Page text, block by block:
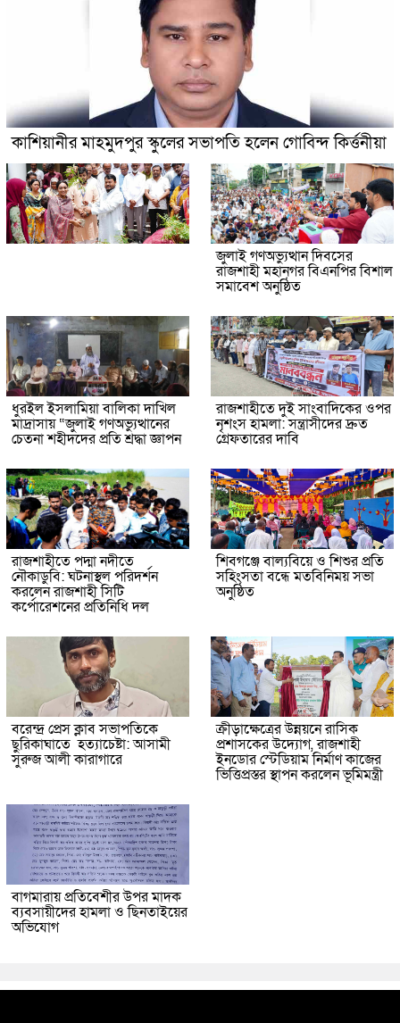
কাশিয়ানীর মাহমুদপুর স্কুলের সভাপতি হলেন গোবিন্দ কির্ত্তনীয়া
জুলাই গণঅভ্যুত্থান দিবসের
রাজশাহী মহানগর বিএনপির বিশাল
সমাবেশ অনুষ্ঠিত
ধুরইল ইসলামিয়া বালিকা দাখিল
মাদ্রাসায় “জুলাই গণঅভ্যুত্থানের
চেতনা শহীদদের প্রতি শ্রদ্ধা জ্ঞাপন
রাজশাহীতে দুই সাংবাদিকের ওপর
নৃশংস হামলা: সন্ত্রাসীদের দ্রুত
গ্রেফতারের দাবি
রাজশাহীতে পদ্মা নদীতে
নৌকাডুবি: ঘটনাস্থল পরিদর্শন
করলেন রাজশাহী সিটি
কর্পোরেশনের প্রতিনিধি দল
শিবগঞ্জে বাল্যবিয়ে ও শিশুর প্রতি
সহিংসতা বন্ধে মতবিনিময় সভা
অনুষ্ঠিত
বরেন্দ্র প্রেস ক্লাব সভাপতিকে
ছুরিকাঘাতে হত্যাচেষ্টা: আসামী
সুরুজ আলী কারাগারে
ক্রীড়াক্ষেত্রের উন্নয়নে রাসিক
প্রশাসকের উদ্যোগ, রাজশাহী
ইনডোর স্টেডিয়াম নির্মাণ কাজের
ভিত্তিপ্রস্তর স্থাপন করলেন ভূমিমন্ত্রী
বাগমারায় প্রতিবেশীর উপর মাদক
ব্যবসায়ীদের হামলা ও ছিনতাইয়ের
অভিযোগ